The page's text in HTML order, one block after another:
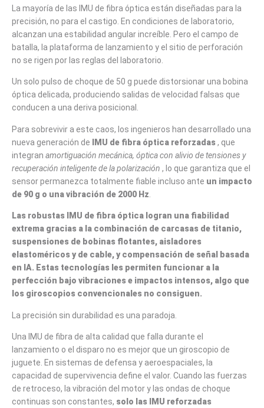
La mayoría de las IMU de fibra óptica están diseñadas para la
precisión, no para el castigo. En condiciones de laboratorio,
alcanzan una estabilidad angular increíble. Pero el campo de
batalla, la plataforma de lanzamiento y el sitio de perforación
no se rigen por las reglas del laboratorio.
Un solo pulso de choque de 50 g puede distorsionar una bobina
óptica delicada, produciendo salidas de velocidad falsas que
conducen a una deriva posicional.
Para sobrevivir a este caos, los ingenieros han desarrollado una
nueva generación de
IMU de fibra óptica reforzadas, que
integran amortiguación mecánica, óptica con alivio de tensiones y
recuperación inteligente de la polarización , lo que garantiza que el
sensor permanezca totalmente fiable incluso ante un impacto
de 90 g o una vibración de 2000 Hz
Las robustas IMU de fibra óptica logran una fiabilidad
extrema gracias a la combinación de carcasas de titanio,
suspensiones de bobinas flotantes, aisladores
elastoméricos y de cable, y compensación de señal basada
en IA. Estas tecnologías les permiten funcionar a la
perfección bajo vibraciones e impactos intensos, algo que
los giroscopios convencionales no consiguen.
La precisión sin durabilidad es una paradoja.
Una IMU de fibra de alta calidad que falla durante el
lanzamiento o el disparo no es mejor que un giroscopio de
juguete. En sistemas de defensa y aeroespaciales, la
capacidad de supervivencia define el valor. Cuando las fuerzas
de retroceso, la vibración del motor y las ondas de choque
continuas son constantes, solo las IMU reforzadas